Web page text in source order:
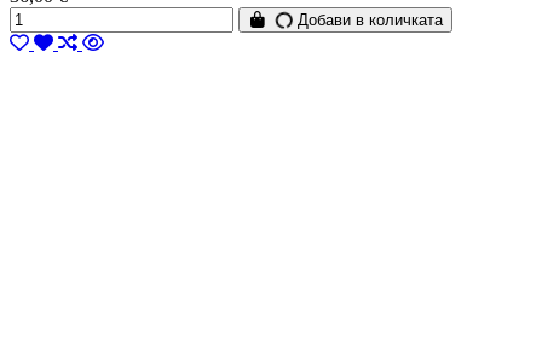
Добави в количката